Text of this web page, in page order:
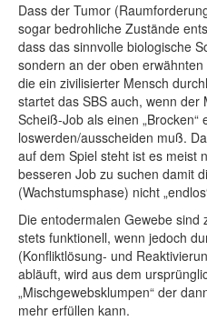
Dass der Tumor
sogar bedrohliche Zustände
dass das sinnvolle biologische
sondern an der oben
die ein zivilisierter Mensch
startet das SBS auch, wenn der
Scheiß-Job als einen
loswerden/ausscheiden muß.
auf dem Spiel steht ist es meist
besseren Job zu suchen damit
(Wachstumsphase) nicht
Die entodermalen Gewebe sind
stets funktionell, wenn jedoch
(Konfliktlösung- und
abläuft, wird aus dem
„Mischgewebsklumpen“ der
mehr erfüllen kann.